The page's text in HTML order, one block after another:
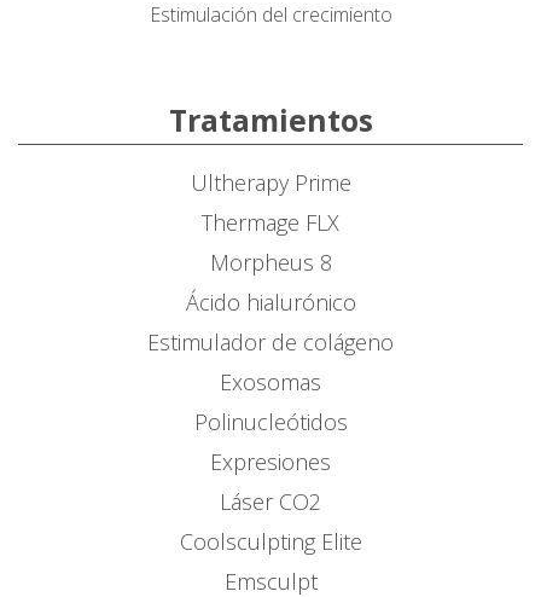
Estimulación del crecimiento
Tratamientos
Ultherapy Prime
Thermage FLX
Morpheus 8
Ácido hialurónico
Estimulador de colágeno
Exosomas
Polinucleótidos
Expresiones
Láser CO2
Coolsculpting Elite
Emsculpt